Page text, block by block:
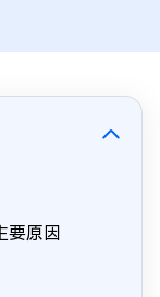
要原因